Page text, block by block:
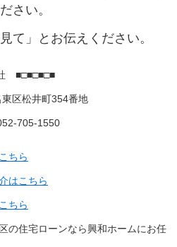
さい。
て」とお伝えください。
■□■□■□■
区松井町354番地
705-1550
ちら
はこちら
ちら
の住宅ローンなら興和ホームにお任